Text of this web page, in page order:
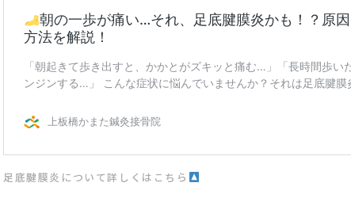
足底腱膜炎について詳しくはこちら